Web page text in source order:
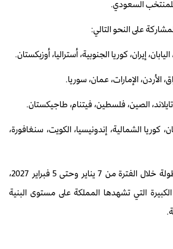
للمنتخب السعودي.
على النحو التالي:
إيران، كوريا الجنوبية، أستراليا، أوزبكستان.
الأردن، الإمارات، عمان، سوريا.
الصين، فلسطين، فيتنام، طاجيكستان.
كوريا الشمالية، إندونيسيا، الكويت، سنغافورة،
وتستضيف السعودية البطولة خلال الفترة من 7 يناير وحتى 5 فبراير 2027،
التي تشهدها المملكة على مستوى البنية